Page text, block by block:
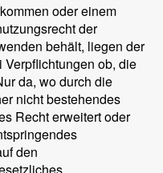
oder einem
der
behält, liegen der
ob, die
da, wo durch die
nicht bestehendes
Recht erweitert oder
den